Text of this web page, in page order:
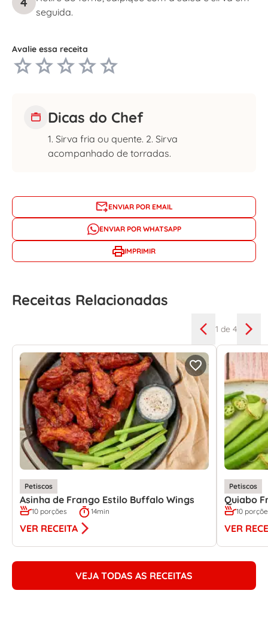
seguida.
Avalie essa receita
Dicas do Chef
1. Sirva fria ou quente. 2. Sirva
acompanhado de torradas.
ENVIAR POR EMAIL
ENVIAR POR WHATSAPP
IMPRIMIR
Receitas Relacionadas
1 de 4
Petiscos
Asinha de Frango Estilo Buffalo Wings
10 porções 14min
VER RECEITA
Petiscos
Quiabo
10
VER
VEJA TODAS AS RECEITAS